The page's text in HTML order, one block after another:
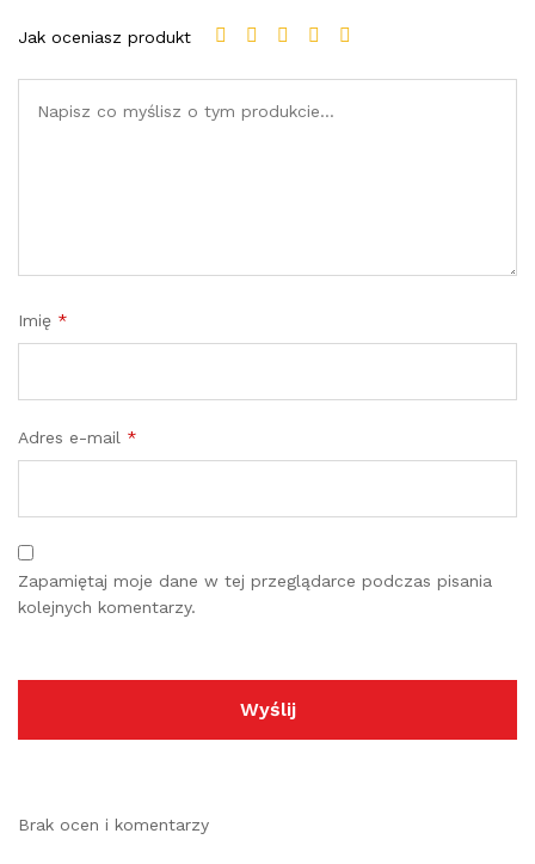
Jak oceniasz produkt
Imię *
Adres e-mail *
Zapamiętaj moje dane w tej przeglądarce podczas pisania
kolejnych komentarzy.
Brak ocen i komentarzy